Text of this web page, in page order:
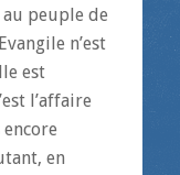
au peuple de
n’est
est
l’affaire
en